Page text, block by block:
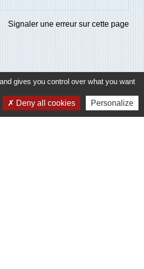
Signaler une erreur sur cette page
Communes des Ventes
gives you control over what you want
Deny all cookies Personalize